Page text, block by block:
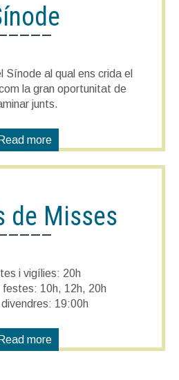
Sínode al qual ens crida el
la gran oportunitat de
junts.
Read more
de Misses
i vigílies: 20h
festes: 10h, 12h, 20h
divendres: 19:00h
Read more